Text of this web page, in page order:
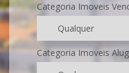
Categoria Imoveis
Categoria Imoveis